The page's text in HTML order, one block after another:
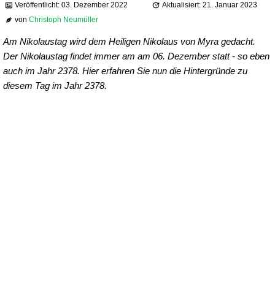
Veröffentlicht: 03. Dezember 2022
Aktualisiert: 21. Januar 2023
vonChristoph Neumüller
Am Nikolaustag wird dem Heiligen Nikolaus von Myra gedacht.
Der Nikolaustag findet immer am am 06. Dezember statt - so eben
auch im Jahr 2378. Hier erfahren Sie nun die Hintergründe zu
diesem Tag im Jahr 2378.